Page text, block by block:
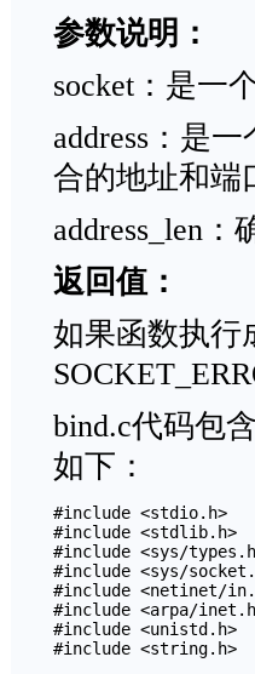
参数说明：
socket：是一
address：是
合的地址和端
address_len：
返回值：
如果函数执行
bind.c代码包
如下：
#include <stdio.h>
#include <stdlib.h>
#include <sys/
#include <sys/
#include <netinet/
#include <arpa/
#include <unistd.h>
#include <string.h>